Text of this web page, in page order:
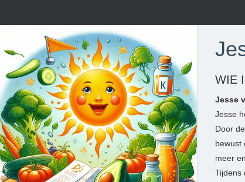
WIE
Jesse
Jesse
Door
bewust
meer
Tijdens